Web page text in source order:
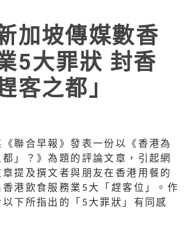
加坡傳媒數香
5大罪狀 封香
客之都」
聯合早報》發表一份以《香港為
」？》為題的評論文章，引起網
提及撰文者與朋友在香港用餐的
港飲食服務業5大「趕客位」。作
下所指出的「5大罪狀」有同感